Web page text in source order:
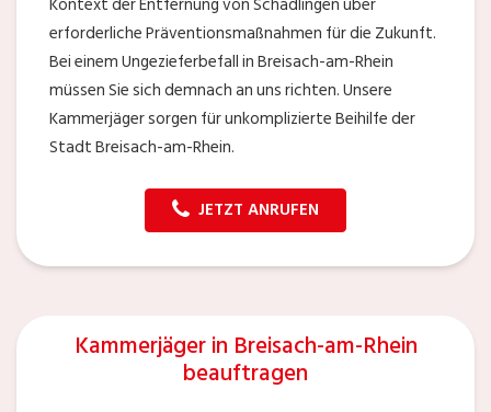
erforderliche Präventionsmaßnahmen für die Zukunft.
Bei einem Ungezieferbefall in Breisach-am-Rhein
müssen Sie sich demnach an uns richten. Unsere
Kammerjäger sorgen für unkomplizierte Beihilfe der
Stadt Breisach-am-Rhein.
JETZT ANRUFEN
Kammerjäger in Breisach-am-Rhein
beauftragen